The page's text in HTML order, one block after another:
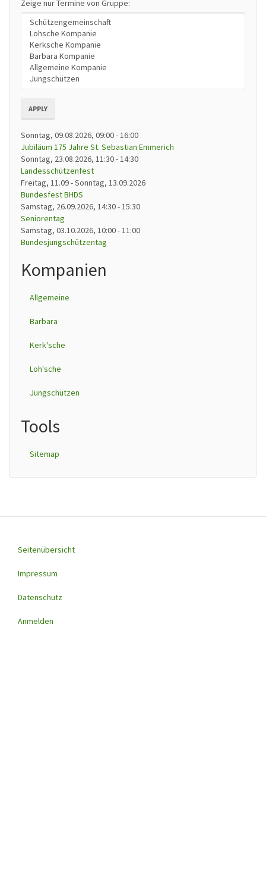
Zeige nur Termine von Gruppe:
APPLY
Sonntag, 09.08.2026, 09:00-16:00
Jubiläum 175 Jahre St. Sebastian Emmerich
Sonntag, 23.08.2026, 11:30-14:30
Landesschützenfest
Freitag, 11.09-Sonntag, 13.09.2026
Bundesfest BHDS
Samstag, 26.09.2026, 14:30-15:30
Seniorentag
Samstag, 03.10.2026, 10:00-11:00
Bundesjungschützentag
Kompanien
Allgemeine
Barbara
Kerk'sche
Loh'sche
Jungschützen
Tools
Sitemap
Footer
menu
Seitenübersicht
Impressum
Datenschutz
Anmelden